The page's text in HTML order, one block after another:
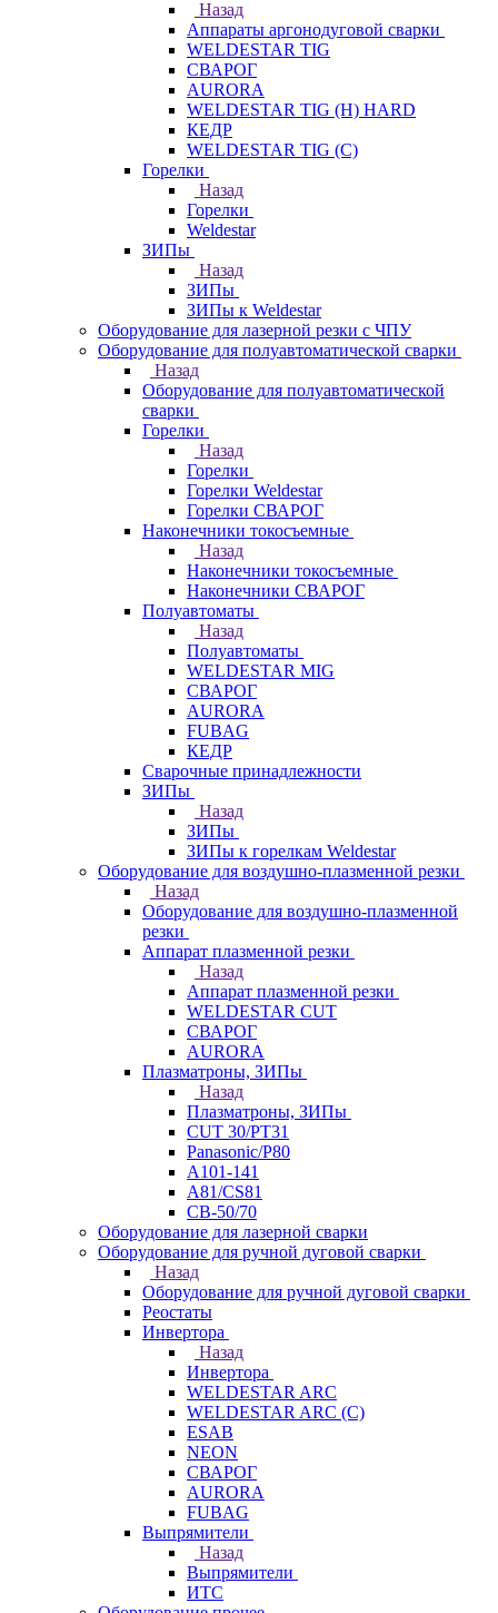
Назад
Аппараты аргонодуговой сварки
WELDESTAR TIG
СВАРОГ
AURORA
WELDESTAR TIG (H) HARD
КЕДР
WELDESTAR TIG (С)
Горелки
Назад
Горелки
Weldestar
ЗИПы
Назад
ЗИПы
ЗИПы к Weldestar
Оборудование для лазерной резки с ЧПУ
Оборудование для полуавтоматической сварки
Назад
Оборудование для полуавтоматической
сварки
Горелки
Назад
Горелки
Горелки Weldestar
Горелки СВАРОГ
Наконечники токосъемные
Назад
Наконечники токосъемные
Наконечники СВАРОГ
Полуавтоматы
Назад
Полуавтоматы
WELDESTAR MIG
СВАРОГ
AURORA
FUBAG
КЕДР
Сварочные принадлежности
ЗИПы
Назад
ЗИПы
ЗИПы к горелкам Weldestar
Оборудование для воздушно-плазменной резки
Назад
Оборудование для воздушно-плазменной
резки
Аппарат плазменной резки
Назад
Аппарат плазменной резки
WELDESTAR CUT
СВАРОГ
AURORA
Плазматроны, ЗИПы
Назад
Плазматроны, ЗИПы
CUT 30/PT31
Panasonic/P80
А101-141
А81/CS81
СВ-50/70
Оборудование для лазерной сварки
Оборудование для ручной дуговой сварки
Назад
Оборудование для ручной дуговой сварки
Реостаты
Инвертора
Назад
Инвертора
WELDESTAR ARC
WELDESTAR ARC (С)
ESAB
NEON
СВАРОГ
AURORA
FUBAG
Выпрямители
Назад
Выпрямители
ИТС